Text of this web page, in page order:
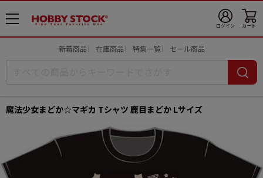
メ
ニ
ログイン カート
新着商品 在庫商品 特集一覧 セール商品
魔法少女まどか☆マギカ Tシャツ 鹿目まどか Lサイズ